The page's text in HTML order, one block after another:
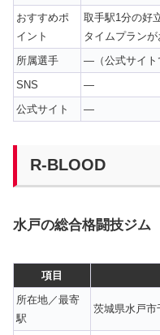
おすすめポ
イント
取手駅1分の好
タイムプランが
所属選手
—（公式サイト
SNS
—
公式サイト
—
R-BLOOD
水戸の総合格闘技ジム
項目
所在地／最寄
駅
茨城県水戸市